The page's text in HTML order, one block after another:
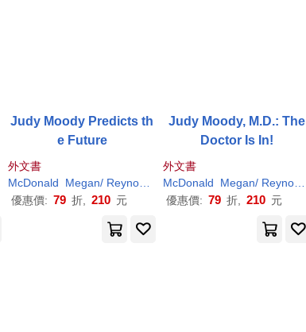
Peter H. (ILT)
Judy Moody Predicts th
e Future
外文書
McDonald
Megan/ Reynolds Peter H. (ILT)
優惠價: 79 折, 210 元
Judy Moody, M.D.: The
Doctor Is In!
外文書
McDonald
Megan/ Reynolds
優惠價: 79 折, 210 元